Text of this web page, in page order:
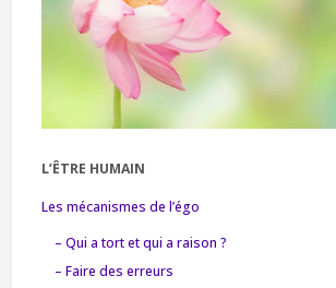
L’ÊTRE HUMAIN
Les mécanismes de l’égo
– Qui a tort et qui a raison ?
– Faire des erreurs